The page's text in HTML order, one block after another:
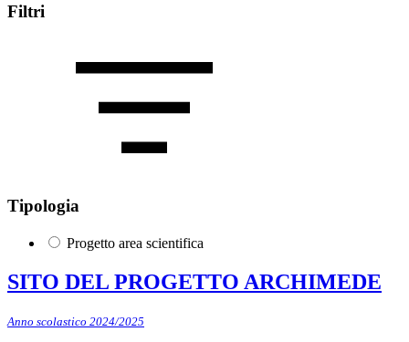
Filtri
Tipologia
Progetto area scientifica
SITO DEL PROGETTO ARCHIMEDE
Anno scolastico 2024/2025